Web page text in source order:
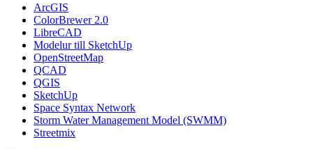
ArcGIS
ColorBrewer 2.0
LibreCAD
Modelur till SketchUp
OpenStreetMap
QCAD
QGIS
SketchUp
Space Syntax Network
Storm Water Management Model (SWMM)
Streetmix